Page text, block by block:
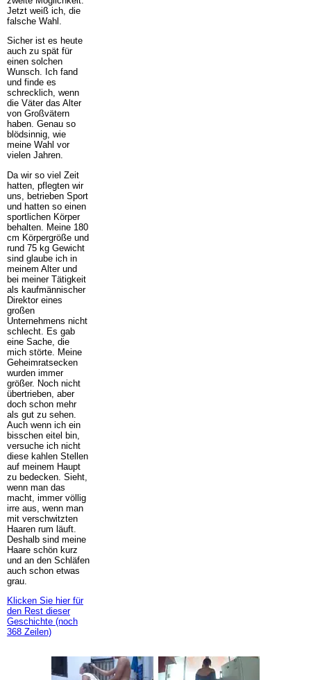
Jetzt weiß ich, die
falsche Wahl.
Sicher ist es heute
auch zu spät für
einen solchen
Wunsch. Ich fand
und finde es
schrecklich, wenn
die Väter das Alter
von Großvätern
haben. Genau so
blödsinnig, wie
meine Wahl vor
vielen Jahren.
Da wir so viel Zeit
hatten, pflegten wir
uns, betrieben Sport
und hatten so einen
sportlichen Körper
behalten. Meine 180
cm Körpergröße und
rund 75 kg Gewicht
sind glaube ich in
meinem Alter und
bei meiner Tätigkeit
als kaufmännischer
Direktor eines
großen
Unternehmens nicht
schlecht. Es gab
eine Sache, die
mich störte. Meine
Geheimratsecken
wurden immer
größer. Noch nicht
übertrieben, aber
doch schon mehr
als gut zu sehen.
Auch wenn ich ein
bisschen eitel bin,
versuche ich nicht
diese kahlen Stellen
auf meinem Haupt
zu bedecken. Sieht,
wenn man das
macht, immer völlig
irre aus, wenn man
mit verschwitzten
Haaren rum läuft.
Deshalb sind meine
Haare schön kurz
und an den Schläfen
auch schon etwas
grau.
Klicken Sie hier für
den Rest dieser
Geschichte (noch
368 Zeilen)